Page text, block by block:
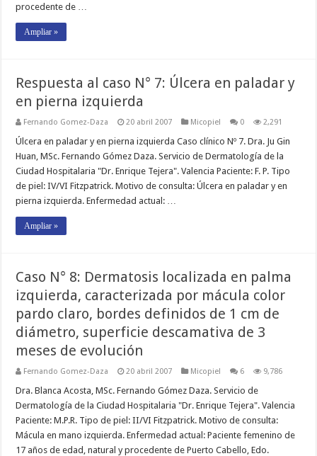
procedente de …
Ampliar »
Respuesta al caso N° 7: Úlcera en paladar y
en pierna izquierda
Fernando Gomez-Daza 20 abril 2007 Micopiel 0 2,291
Úlcera en paladar y en pierna izquierda Caso clínico Nº 7. Dra. Ju Gin
Huan, MSc. Fernando Gómez Daza. Servicio de Dermatología de la
Ciudad Hospitalaria "Dr. Enrique Tejera". Valencia Paciente: F. P. Tipo
de piel: IV/VI Fitzpatrick. Motivo de consulta: Úlcera en paladar y en
pierna izquierda. Enfermedad actual: …
Ampliar »
Caso N° 8: Dermatosis localizada en palma
izquierda, caracterizada por mácula color
pardo claro, bordes definidos de 1 cm de
diámetro, superficie descamativa de 3
meses de evolución
Fernando Gomez-Daza 20 abril 2007 Micopiel 6 9,786
Dra. Blanca Acosta, MSc. Fernando Gómez Daza. Servicio de
Dermatología de la Ciudad Hospitalaria "Dr. Enrique Tejera". Valencia
Paciente: M.P.R. Tipo de piel: II/VI Fitzpatrick. Motivo de consulta:
Mácula en mano izquierda. Enfermedad actual: Paciente femenino de
17 años de edad, natural y procedente de Puerto Cabello, Edo.